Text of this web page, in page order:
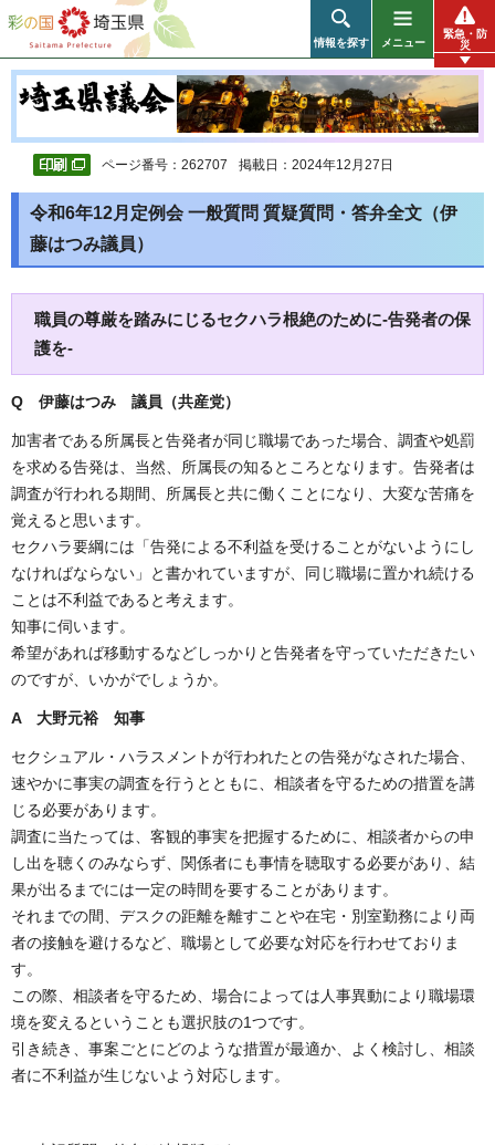
彩の国 埼玉県
情報を探す メニュー
緊急・防
災
ページ番号：262707 掲載日：2024年12月27日
令和6年12月定例会 一般質問 質疑質問・答弁全文（伊
藤はつみ議員）
職員の尊厳を踏みにじるセクハラ根絶のために-告発者の保
護を-
Q 伊藤はつみ 議員（共産党）
加害者である所属長と告発者が同じ職場であった場合、調査や処罰
を求める告発は、当然、所属長の知るところとなります。告発者は
調査が行われる期間、所属長と共に働くことになり、大変な苦痛を
覚えると思います。
セクハラ要綱には「告発による不利益を受けることがないようにし
なければならない」と書かれていますが、同じ職場に置かれ続ける
ことは不利益であると考えます。
知事に伺います。
希望があれば移動するなどしっかりと告発者を守っていただきたい
のですが、いかがでしょうか。
A 大野元裕 知事
セクシュアル・ハラスメントが行われたとの告発がなされた場合、
速やかに事実の調査を行うとともに、相談者を守るための措置を講
じる必要があります。
調査に当たっては、客観的事実を把握するために、相談者からの申
し出を聴くのみならず、関係者にも事情を聴取する必要があり、結
果が出るまでには一定の時間を要することがあります。
それまでの間、デスクの距離を離すことや在宅・別室勤務により両
者の接触を避けるなど、職場として必要な対応を行わせておりま
す。
この際、相談者を守るため、場合によっては人事異動により職場環
境を変えるということも選択肢の1つです。
引き続き、事案ごとにどのような措置が最適か、よく検討し、相談
者に不利益が生じないよう対応します。